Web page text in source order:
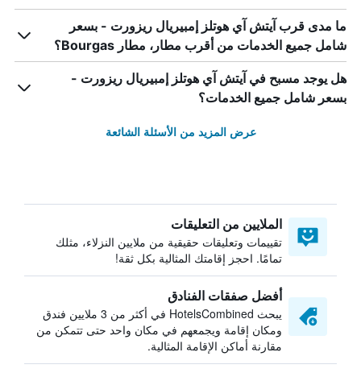
ما مدى قرب آيتش آي هوتلز إمبيريال ريزورت - بسعر
شامل جميع الخدمات من أقرب مطار، مطار Bourgas؟
هل يوجد مسبح في آيتش آي هوتلز إمبيريال ريزورت -
بسعر شامل جميع الخدمات؟
عرض المزيد من الأسئلة الشائعة
الملايين من التعليقات
تقييمات وتعليقات حقيقية من ملايين النزلاء، مثلك
تمامًا. احجز إقامتك المثالية بكل ثقة!
أفضل صفقات الفنادق
يبحث HotelsCombined في أكثر من 3 ملايين فندق
ومكان إقامة ويجمعهم في مكان واحد حتى تتمكن من
مقارنة أماكن الإقامة المثالية.